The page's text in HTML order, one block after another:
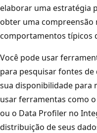
elaborar uma estratégia
obter uma compreensão
comportamentos típicos
Você pode usar
para pesquisar fontes
sua disponibilidade para
usar ferramentas como o
ou o Data Profiler no
distribuição de seus